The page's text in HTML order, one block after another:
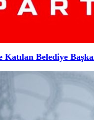
Belediye